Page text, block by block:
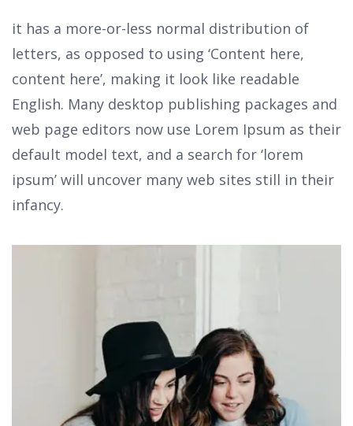
it has a more-or-less normal distribution of
letters, as opposed to using ‘Content here,
content here’, making it look like readable
English. Many desktop publishing packages and
web page editors now use Lorem Ipsum as their
default model text, and a search for ‘lorem
ipsum’ will uncover many web sites still in their
infancy.